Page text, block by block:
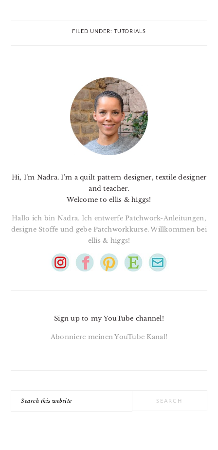
FILED UNDER: TUTORIALS
Hi, I’m Nadra. I’m a quilt pattern designer, textile designer
and teacher.
Welcome to ellis & higgs!
Hallo ich bin Nadra. Ich entwerfe Patchwork-Anleitungen,
designe Stoffe und gebe Patchworkkurse. Willkommen bei
ellis & higgs!
Sign up to my YouTube channel!
Abonniere meinen YouTube Kanal!